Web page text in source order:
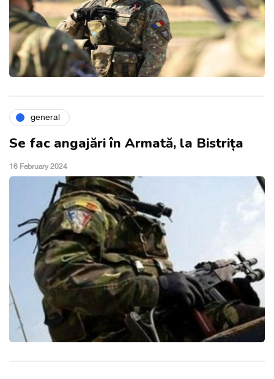
general
Se fac angajări în Armată, la Bistrița
16 February 2024